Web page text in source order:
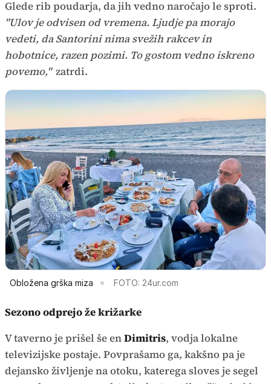
Glede rib poudarja, da jih vedno naročajo le sproti.
"Ulov je odvisen od vremena. Ljudje pa morajo
vedeti, da Santorini nima svežih rakcev in
hobotnice, razen pozimi. To gostom vedno iskreno
povemo," zatrdi.
Obložena grška miza FOTO: 24ur.com
Sezono odprejo že križarke
V taverno je prišel še enDimitris, vodja lokalne
televizijske postaje. Povprašamo ga, kakšno pa je
dejansko življenje na otoku, katerega sloves je segel